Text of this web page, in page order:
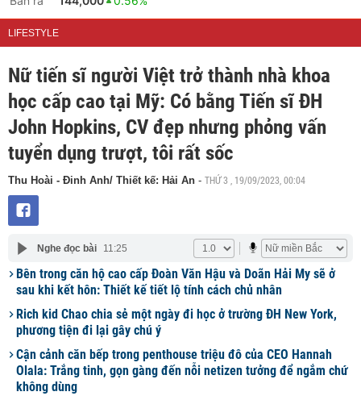
LIFESTYLE
Nữ tiến sĩ người Việt trở thành nhà khoa
học cấp cao tại Mỹ: Có bằng Tiến sĩ ĐH
John Hopkins, CV đẹp nhưng phỏng vấn
tuyển dụng trượt, tôi rất sốc
Thu Hoài - Đinh Anh/ Thiết kế: Hải An - THỨ 3 , 19/09/2023, 00:04
Nghe đọc bài 11:25
Bên trong căn hộ cao cấp Đoàn Văn Hậu và Doãn Hải My sẽ ở
sau khi kết hôn: Thiết kế tiết lộ tính cách chủ nhân
Rich kid Chao chia sẻ một ngày đi học ở trường ĐH New York,
phương tiện đi lại gây chú ý
Cận cảnh căn bếp trong penthouse triệu đô của CEO Hannah
Olala: Trắng tinh, gọn gàng đến nỗi netizen tưởng để ngắm chứ
không dùng